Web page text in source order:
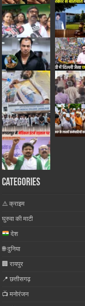
Categories
⚠️ क्राइम
घुरुवा की माटी
देश
🌐 दुनिया
🏢 रायपुर
📍 छत्तीसगढ़
📺 मनोरंजन